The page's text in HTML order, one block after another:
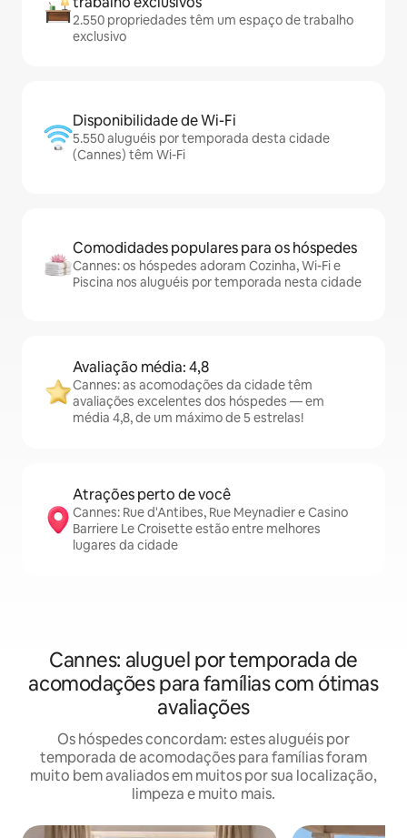
2.550 propriedades têm um espaço de trabalho
exclusivo
Disponibilidade de Wi-Fi
5.550 aluguéis por temporada desta cidade
(Cannes) têm Wi-Fi
Comodidades populares para os hóspedes
Cannes: os hóspedes adoram Cozinha, Wi-Fi e
Piscina nos aluguéis por temporada nesta cidade
Avaliação média: 4,8
Cannes: as acomodações da cidade têm
avaliações excelentes dos hóspedes — em
média 4,8, de um máximo de 5 estrelas!
Atrações perto de você
Cannes: Rue d'Antibes, Rue Meynadier e Casino
Barriere Le Croisette estão entre melhores
lugares da cidade
Cannes: aluguel por temporada de
acomodações para famílias com ótimas
avaliações
Os hóspedes concordam: estes aluguéis por
temporada de acomodações para famílias foram
muito bem avaliados em muitos por sua localização,
limpeza e muito mais.